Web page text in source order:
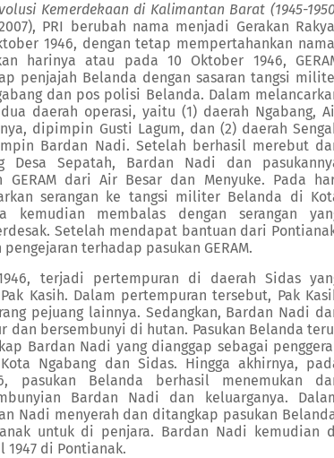
Kemerdekaan di Kalimantan Barat (1945-
PRI berubah nama menjadi Gerakan
1946, dengan tetap mempertahankan
harinya atau pada 10 Oktober 1946,
penjajah Belanda dengan sasaran tangsi
dan pos polisi Belanda. Dalam
daerah operasi, yaitu (1) daerah Ngabang,
, dipimpin Gusti Lagum, dan (2)daerah
Bardan Nadi. Setelah berhasil merebut
Desa Sepatah, Bardan Nadi dan
GERAM dari Air Besar dan Menyuke. Pada
serangan ke tangsi militer Belanda di
kemudian membalas denganserangan
Setelah mendapat bantuan dari
terhadap pasukan GERAM.
terjadi pertempuran di daerah Sidas
Kasih. Dalam pertempuran tersebut, Pak
pejuang lainnya. Sedangkan, Bardan Nadi
dan bersembunyi di hutan. Pasukan Belanda
Bardan Nadi yang dianggap sebagai
Kota Ngabang dan Sidas. Hingga akhirnya,
pasukan Belanda berhasil menemukan
Bardan Nadi dan keluarganya.
Nadi menyerah dan ditangkap pasukan
untuk di penjara. Bardan Nadi kemudian
di Pontianak.